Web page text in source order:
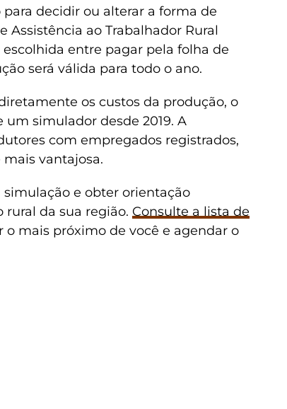
decidir ou alterar a forma de
ao Trabalhador Rural
escolhida entre pagar pela folha de
será válida para todo o ano.
os custos da produção, o
simulador desde 2019. A
com empregados registrados,
vantajosa.
e obter orientação
rural da sua região. Consulte a lista de
o mais próximo de você e agendar o